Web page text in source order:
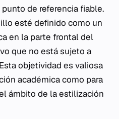
de referencia fiable.
esté definido como un
en la parte frontal del
que no está sujeto a
objetividad es valiosa
académica como para
ámbito de la estilización